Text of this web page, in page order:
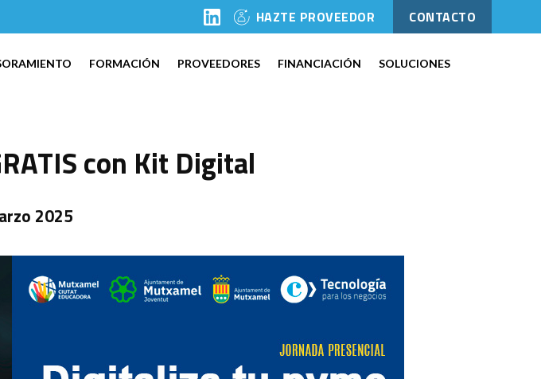
HAZTE PROVEEDOR CONTACTO
FORMACIÓN PROVEEDORES FINANCIACIÓN SOLUCIONES
con Kit Digital
2025